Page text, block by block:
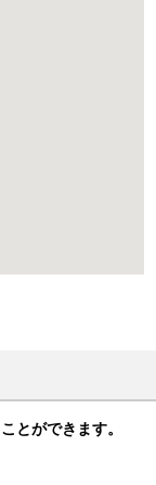
とができます。